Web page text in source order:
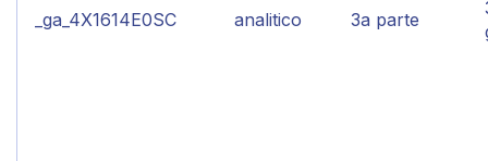
_ga_4X1614E0SC analitico 3a parte